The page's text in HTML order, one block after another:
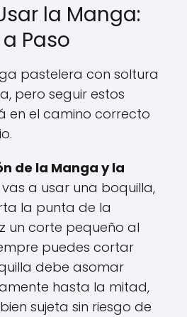
la Manga:
Paso
pastelera con soltura
pero seguir estos
en el camino correcto
de la Manga y la
vas a usar una boquilla,
la punta de la
un corte pequeño al
puedes cortar
debe asomar
hasta la mitad,
sujeta sin riesgo de